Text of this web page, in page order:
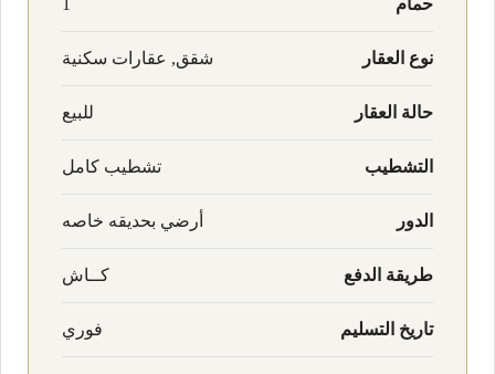
حمام
نوع العقار شقق, عقارات سكنية
حالة العقار للبيع
التشطيب تشطيب كامل
الدور أرضي بحديقه خاصه
طريقة الدفع كــاش
تاريخ التسليم فوري